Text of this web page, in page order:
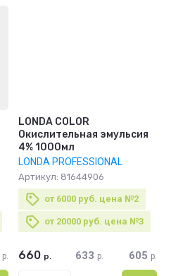
р.
LONDA COLOR
Окислительная эмульсия
4% 1000мл
LONDA PROFESSIONAL
Артикул: 81644906
от 6000 руб. цена №2
от 20000 руб. цена №3
660 р. 633 р. 605 р.